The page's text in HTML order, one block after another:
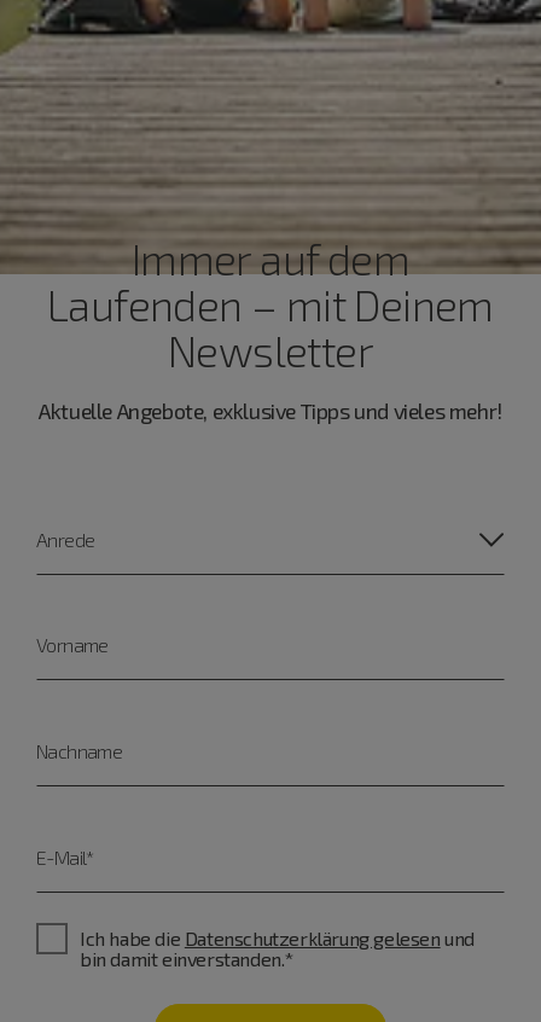
Immer auf dem
Laufenden – mit Deinem
Newsletter
Aktuelle Angebote, exklusive Tipps und vieles mehr!
Anrede
Vorname
Nachname
E-Mail*
Ich habe die Datenschutzerklärung gelesen und
bin damit einverstanden.*